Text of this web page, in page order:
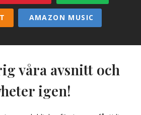
AMAZON MUSIC
våra avsnitt och
igen!